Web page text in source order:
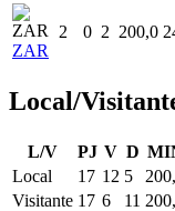
ZAR
2 0 2 200,0
Local/
L/V PJ V D
Local
17 12 5
Visitante 17 6 11